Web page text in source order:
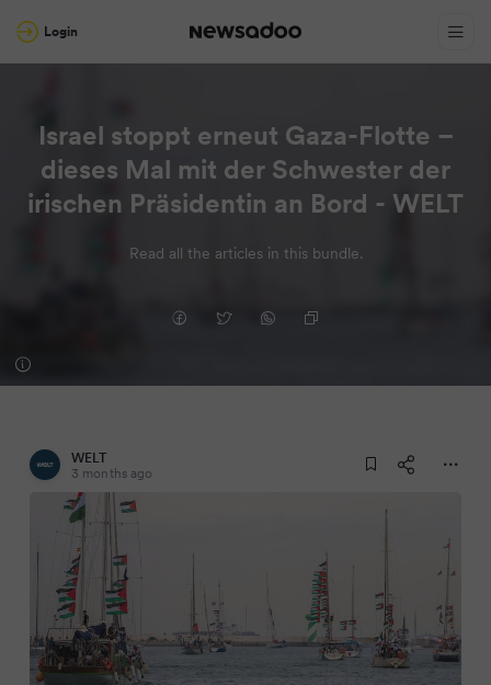
Login
Israel stoppt erneut Gaza-Flotte –
dieses Mal mit der Schwester der
irischen Präsidentin an Bord - WELT
Read all the articles in this bundle.
WELT
3 months ago